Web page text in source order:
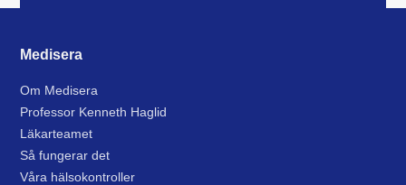
Medisera
Om Medisera
Professor Kenneth Haglid
Läkarteamet
Så fungerar det
Våra hälsokontroller